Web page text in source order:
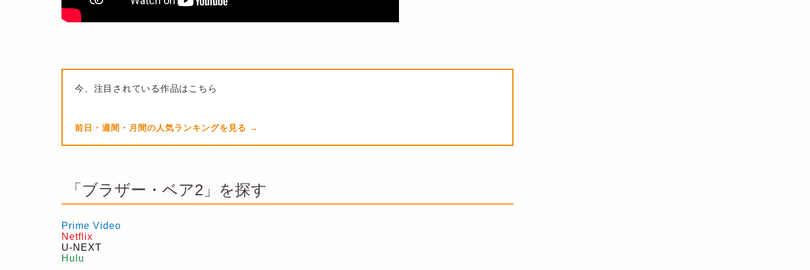
今、注目されている作品はこちら
前日・週間・月間の人気ランキングを見る
「ブラザー・ベア2」を探す
Prime Video
Netflix
U-NEXT
Hulu